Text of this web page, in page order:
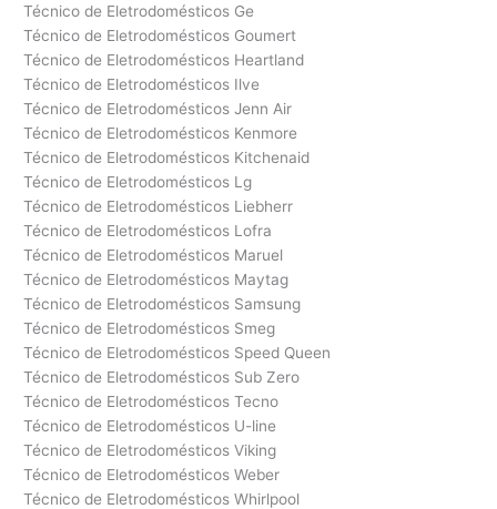
Técnico de Eletrodomésticos Ge
Técnico de Eletrodomésticos Goumert
Técnico de Eletrodomésticos Heartland
Técnico de Eletrodomésticos Ilve
Técnico de Eletrodomésticos Jenn Air
Técnico de Eletrodomésticos Kenmore
Técnico de Eletrodomésticos Kitchenaid
Técnico de Eletrodomésticos Lg
Técnico de Eletrodomésticos Liebherr
Técnico de Eletrodomésticos Lofra
Técnico de Eletrodomésticos Maruel
Técnico de Eletrodomésticos Maytag
Técnico de Eletrodomésticos Samsung
Técnico de Eletrodomésticos Smeg
Técnico de Eletrodomésticos Speed Queen
Técnico de Eletrodomésticos Sub Zero
Técnico de Eletrodomésticos Tecno
Técnico de Eletrodomésticos U-line
Técnico de Eletrodomésticos Viking
Técnico de Eletrodomésticos Weber
Técnico de Eletrodomésticos Whirlpool